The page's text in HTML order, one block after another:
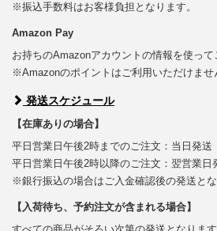
※振込手数料はお客様負担となります。
Amazon Pay
お持ちのAmazonアカウントの情報を使って
※Amazonのポイントはご利用いただけませ
発送スケジュール
【在庫ありの場合】
平日営業日午後2時までのご注文：当日発送
平日営業日午後2時以降のご注文：翌営業日
※銀行振込の場合はご入金確認後の発送とな
【入荷待ち、予約注文が含まれる場合】